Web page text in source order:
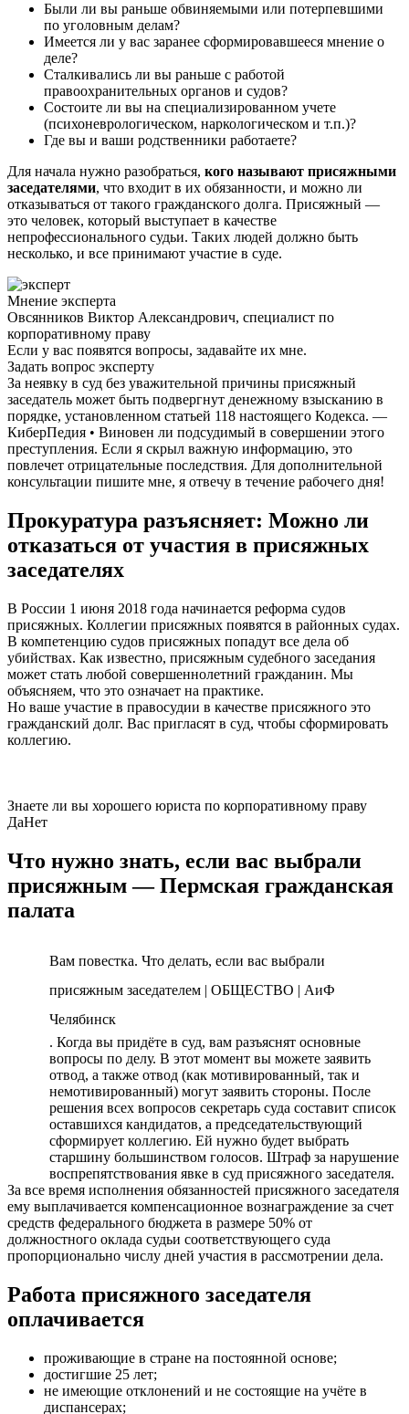
Были ли вы раньше обвиняемыми или потерпевшими
по уголовным делам?
Имеется ли у вас заранее сформировавшееся мнение о
деле?
Сталкивались ли вы раньше с работой
правоохранительных органов и судов?
Состоите ли вы на специализированном учете
(психоневрологическом, наркологическом и т.п.)?
Где вы и ваши родственники работаете?
Для начала нужно разобраться, кого называют присяжными
заседателями, что входит в их обязанности, и можно ли
отказываться от такого гражданского долга. Присяжный —
это человек, который выступает в качестве
непрофессионального судьи. Таких людей должно быть
несколько, и все принимают участие в суде.
Мнение эксперта
Овсянников Виктор Александрович, специалист по
корпоративному праву
Если у вас появятся вопросы, задавайте их мне.
Задать вопрос эксперту
За неявку в суд без уважительной причины присяжный
заседатель может быть подвергнут денежному взысканию в
порядке, установленном статьей 118 настоящего Кодекса. —
КиберПедия • Виновен ли подсудимый в совершении этого
преступления. Если я скрыл важную информацию, это
повлечет отрицательные последствия. Для дополнительной
консультации пишите мне, я отвечу в течение рабочего дня!
Прокуратура разъясняет: Можно ли
отказаться от участия в присяжных
заседателях
В России 1 июня 2018 года начинается реформа судов
присяжных. Коллегии присяжных появятся в районных судах.
В компетенцию судов присяжных попадут все дела об
убийствах. Как известно, присяжным судебного заседания
может стать любой совершеннолетний гражданин. Мы
объясняем, что это означает на практике.
Но ваше участие в правосудии в качестве присяжного это
гражданский долг. Вас пригласят в суд, чтобы сформировать
коллегию.
Знаете ли вы хорошего юриста по корпоративному праву
ДаНет
Что нужно знать, если вас выбрали
присяжным — Пермская гражданская
палата
Вам повестка. Что делать, если вас выбрали
присяжным заседателем | ОБЩЕСТВО | АиФ
Челябинск
. Когда вы придёте в суд, вам разъяснят основные
вопросы по делу. В этот момент вы можете заявить
отвод, а также отвод (как мотивированный, так и
немотивированный) могут заявить стороны. После
решения всех вопросов секретарь суда составит список
оставшихся кандидатов, а председательствующий
сформирует коллегию. Ей нужно будет выбрать
старшину большинством голосов. Штраф за нарушение
воспрепятствования явке в суд присяжного заседателя.
За все время исполнения обязанностей присяжного заседателя
ему выплачивается компенсационное вознаграждение за счет
средств федерального бюджета в размере 50% от
должностного оклада судьи соответствующего суда
пропорционально числу дней участия в рассмотрении дела.
Работа присяжного заседателя
оплачивается
проживающие в стране на постоянной основе;
достигшие 25 лет;
не имеющие отклонений и не состоящие на учёте в
диспансерах;